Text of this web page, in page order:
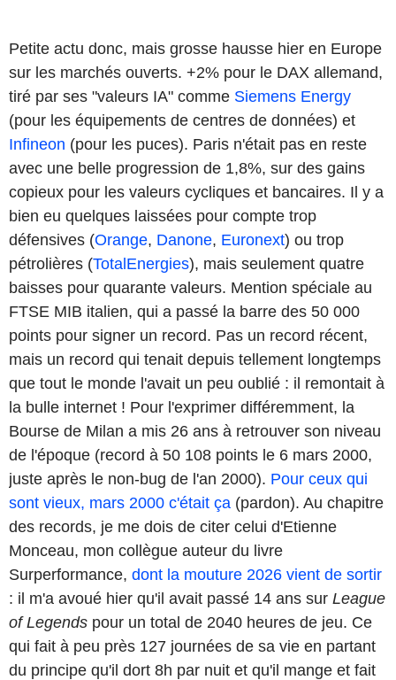
Petite actu donc, mais grosse hausse hier en Europe
sur les marchés ouverts. +2% pour le DAX allemand,
tiré par ses "valeurs IA" comme Siemens Energy
(pour les équipements de centres de données) et
Infineon (pour les puces). Paris n'était pas en reste
avec une belle progression de 1,8%, sur des gains
copieux pour les valeurs cycliques et bancaires. Il y a
bien eu quelques laissées pour compte trop
défensives (Orange, Danone, Euronext) ou trop
pétrolières (TotalEnergies), mais seulement quatre
baisses pour quarante valeurs. Mention spéciale au
FTSE MIB italien, qui a passé la barre des 50 000
points pour signer un record. Pas un record récent,
mais un record qui tenait depuis tellement longtemps
que tout le monde l'avait un peu oublié : il remontait à
la bulle internet ! Pour l'exprimer différemment, la
Bourse de Milan a mis 26 ans à retrouver son niveau
de l'époque (record à 50 108 points le 6 mars 2000,
juste après le non-bug de l'an 2000). Pour ceux qui
sont vieux, mars 2000 c'était ça (pardon). Au chapitre
des records, je me dois de citer celui d'Etienne
Monceau, mon collègue auteur du livre
Surperformance, dont la mouture 2026 vient de sortir
: il m'a avoué hier qu'il avait passé 14 ans sur League
of Legends pour un total de 2040 heures de jeu. Ce
qui fait à peu près 127 journées de sa vie en partant
du principe qu'il dort 8h par nuit et qu'il mange et fait